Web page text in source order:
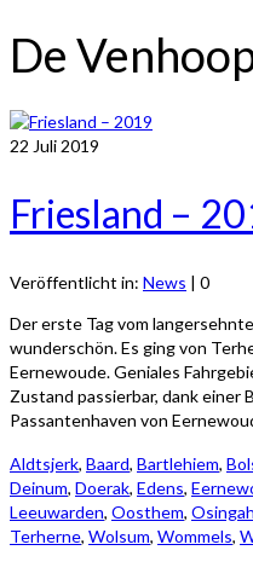
De
22 Juli 2019
Friesland –
Veröffentlicht in: News | 0
Der erste Tag vom
wunderschön. Es ging von
Eernewoude. Geniales
Zustand passierbar, dank einer
Passantenhaven von
Aldtsjerk, Baard, Bartlehiem,
Deinum, Doerak, Edens,
Leeuwarden, Oosthem,
Terherne, Wolsum, Wommels,